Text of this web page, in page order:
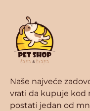
Naše najveće
vrati da kupuje kod
postati jedan od